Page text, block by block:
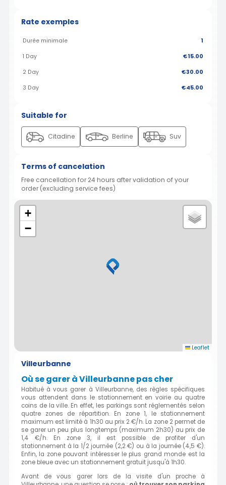
Rate exemples
Durée minimale 1
1 Day €15.00
2 Day €30.00
3 Day €45.00
Suitable for
Citadine Berline Suv
Terms of cancelation
Free cancellation for 24 hours after validation of your
order (excluding service fees)
+
−
Leaflet
Villeurbanne
Où se garer à Villeurbanne pas cher
Habitué à vous garer à Villeurbanne, des règles spécifiques
vous attendent dans le stationnement en voirie au quatre
coins de la ville. En effet, les parkings sont réglementés selon
quatre zones de répartition. En zone 1, le stationnement
maximum est limité à 1h30 au prix 2 €/h. La zone 2 permet de
se garer un peu plus longtemps (maximum 2h30) au prix de
1,4 €/h. En zone 3, il est possible de profiter d'un
stationnement à la 1/2 journée (2,2 €) ou à la journée (4,5 €).
Enfin, la zone pouvant intéresser le plus grand monde est la
zone bleue avec un stationnement gratuit jusqu'à 1h30.
Avant de vous garer lors de la visite d'un proche à